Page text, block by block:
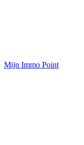
Mijn Immo Point